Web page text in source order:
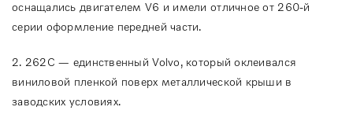
оснащались двигателем V6 и имели отличное от 260-й
серии оформление передней части.
2. 262C — единственный Volvo, который оклеивался
виниловой пленкой поверх металлической крыши в
заводских условиях.